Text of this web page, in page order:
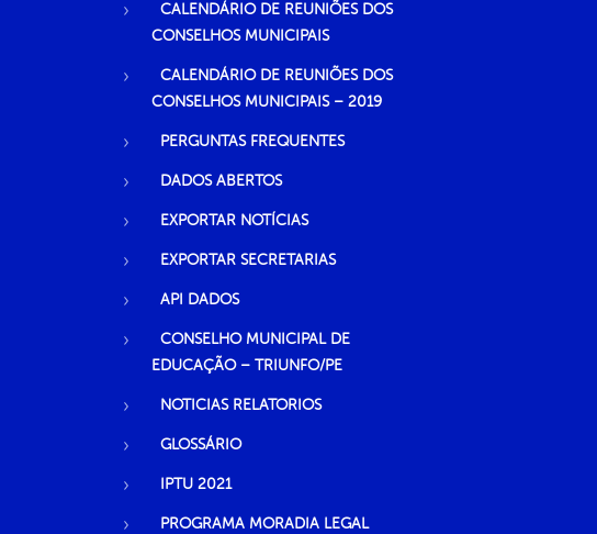
CALENDÁRIO DE REUNIÕES DOS
CONSELHOS MUNICIPAIS
CALENDÁRIO DE REUNIÕES DOS
CONSELHOS MUNICIPAIS – 2019
PERGUNTAS FREQUENTES
DADOS ABERTOS
EXPORTAR NOTÍCIAS
EXPORTAR SECRETARIAS
API DADOS
CONSELHO MUNICIPAL DE
EDUCAÇÃO – TRIUNFO/PE
NOTICIAS RELATORIOS
GLOSSÁRIO
IPTU 2021
PROGRAMA MORADIA LEGAL